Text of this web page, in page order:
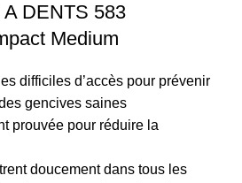
DENTS 583
Medium
difficiles d’accès pour prévenir
gencives saines
prouvée pour réduire la
doucement dans tous les